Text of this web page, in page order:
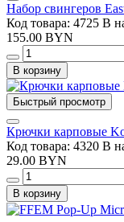
Набор свингеров
Код товара: 4725 В
155.00 BYN
В корзину
Быстрый просмотр
Крючки карповые
Код товара: 4320 В
29.00 BYN
В корзину